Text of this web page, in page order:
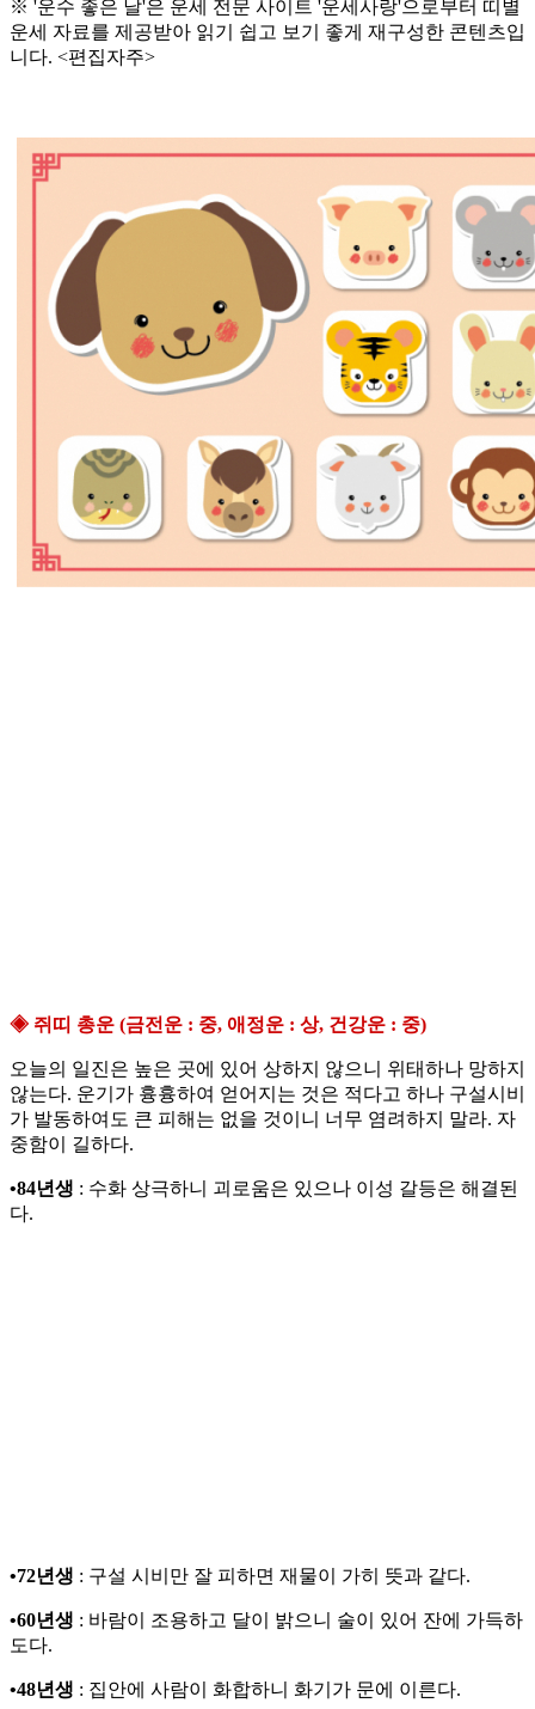
※ '운수 좋은 날'은 운세 전문 사이트 '운세사랑'으로부터 띠별
운세 자료를 제공받아 읽기 쉽고 보기 좋게 재구성한 콘텐츠입
니다. <편집자주>
◈ 쥐띠 총운 (금전운 : 중, 애정운 : 상, 건강운 : 중)
오늘의 일진은 높은 곳에 있어 상하지 않으니 위태하나 망하지
않는다. 운기가 흉흉하여 얻어지는 것은 적다고 하나 구설시비
가 발동하여도 큰 피해는 없을 것이니 너무 염려하지 말라. 자
중함이 길하다.
•84년생 : 수화 상극하니 괴로움은 있으나 이성 갈등은 해결된
다.
•72년생 : 구설 시비만 잘 피하면 재물이 가히 뜻과 같다.
•60년생 : 바람이 조용하고 달이 밝으니 술이 있어 잔에 가득하
도다.
•48년생 : 집안에 사람이 화합하니 화기가 문에 이른다.